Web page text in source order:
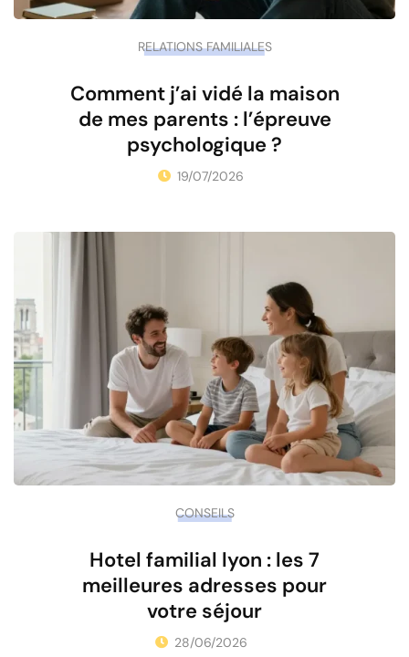
Comment j’ai vidé la maison
de mes parents : l’épreuve
psychologique ?
19/07/2026
RELATIONS FAMILIALES
Hotel familial lyon : les 7
meilleures adresses pour
votre séjour
28/06/2026
CONSEILS